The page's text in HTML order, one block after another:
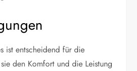
ist entscheidend für die
den Komfort und die Leistung